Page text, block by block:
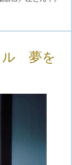
ル 夢を